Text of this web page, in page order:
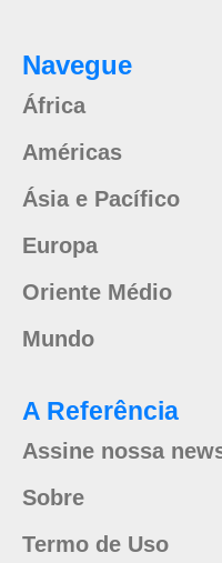
Navegue
África
Américas
Ásia e Pacífico
Europa
Oriente Médio
Mundo
A Referência
Assine nossa
Sobre
Termo de Uso